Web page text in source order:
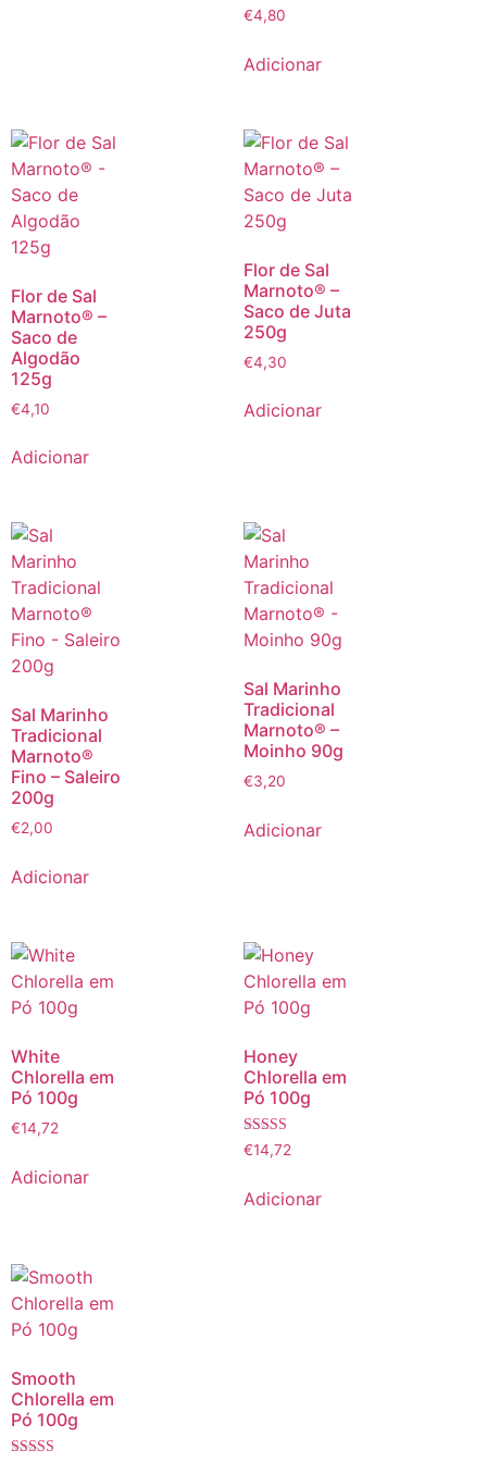
€4,80
Adicionar
Flor de Sal
Marnoto® –
Saco de
Algodão
125g
€4,10
Adicionar
Flor de Sal
Marnoto® –
Saco de Juta
250g
€4,30
Adicionar
Sal Marinho
Tradicional
Marnoto®
Fino – Saleiro
200g
€2,00
Adicionar
Sal Marinho
Tradicional
Marnoto® –
Moinho 90g
€3,20
Adicionar
White
Chlorella em
Pó 100g
€14,72
Adicionar
Honey
Chlorella em
Pó 100g
Avaliação
5.00
€14,72
Adicionar
Smooth
Chlorella em
Pó 100g